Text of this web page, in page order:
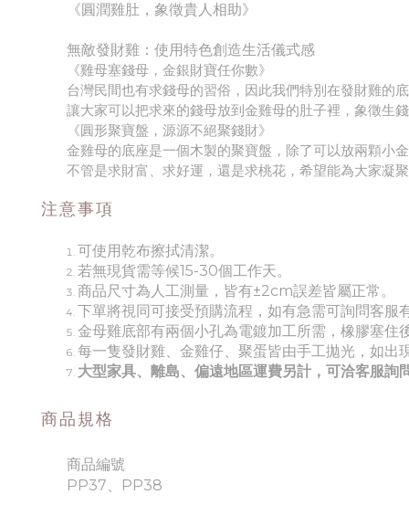
《圓潤雞肚，象徵貴人相助》
無敵發財雞：使用特色創造生活儀式感
《雞母塞錢母，金銀財寶任你數》
台灣民間也有求錢母的習俗，因此我們特別在發財雞的
讓大家可以把求來的錢母放到金雞母的肚子裡，象徵生
《圓形聚寶盤，源源不絕聚錢財》
金雞母的底座是一個木製的聚寶盤，除了可以放兩顆小
不管是求財富、求好運，還是求桃花，希望能為大家凝
注意事項
可使用乾布擦拭清潔。
若無現貨需等候15-30個工作天。
商品尺寸為人工測量，皆有±2cm誤差皆屬正常。
下單將視同可接受預購流程，如有急需可詢問客服
金母雞底部有兩個小孔為電鍍加工所需，橡膠塞住
每一隻發財雞、金雞仔、聚蛋皆由手工拋光，如出
大型家具、離島、偏遠地區運費另計，可洽客服詢
商品規格
商品編號
PP37、PP38